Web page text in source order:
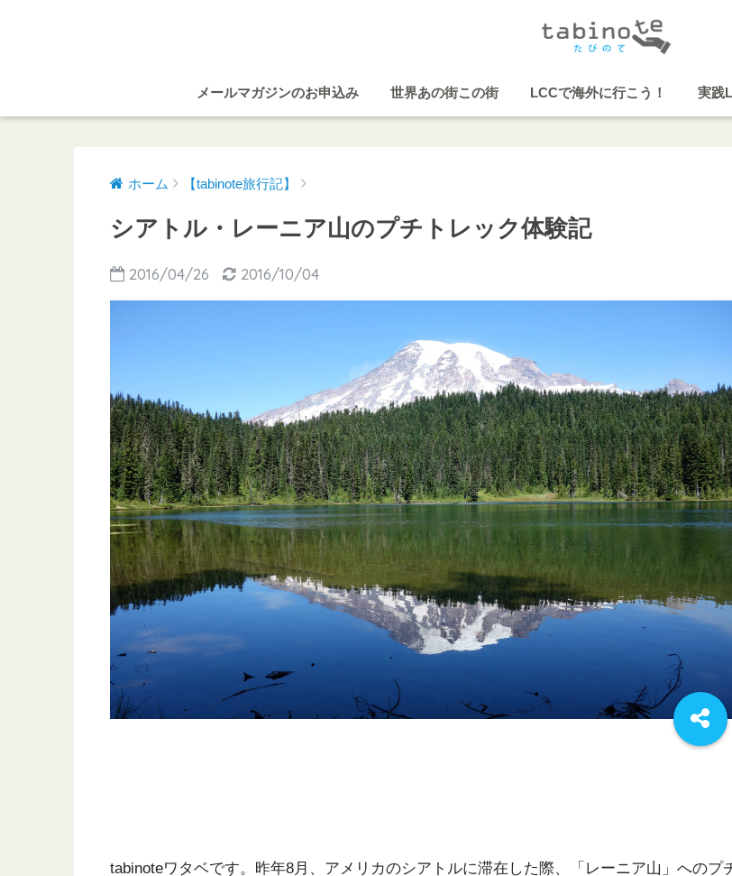
メールマガジンのお申込み 世界あの街この街 LCCで海外に行こう！ 実践
ホーム 【tabinote旅行記】
シアトル・レーニア山のプチトレック体験記
2016/04/26 2016/10/04
tabinoteワタベです。昨年8月、アメリカのシアトルに滞在した際、「レーニア山」へのプ